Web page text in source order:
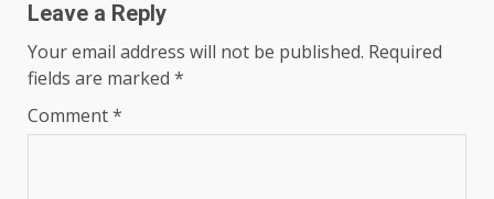
Leave a Reply
Your email address will not be published. Required
fields are marked *
Comment*